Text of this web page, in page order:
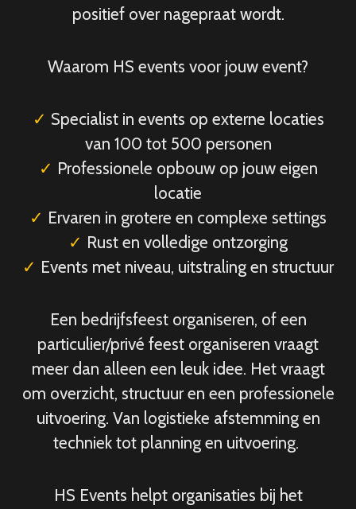
positief over nagepraat wordt.
Waarom HS events voor jouw event?
✓ Specialist in events op externe locaties
van 100 tot 500 personen
✓ Professionele opbouw op jouw eigen
locatie
✓ Ervaren in grotere en complexe settings
✓ Rust en volledige ontzorging
✓ Events met niveau, uitstraling en structuur
Een bedrijfsfeest organiseren, of een
particulier/privé feest organiseren vraagt
meer dan alleen een leuk idee. Het vraagt
om overzicht, structuur en een professionele
uitvoering. Van logistieke afstemming en
techniek tot planning en uitvoering.
HS Events helpt organisaties bij het